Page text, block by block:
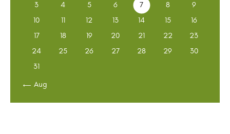
3
4 5 6 7 8
9
10
11 12 13 14 15
16
17
18 19 20 21 22
23
24
25 26 27 28 29
30
31
« Aug